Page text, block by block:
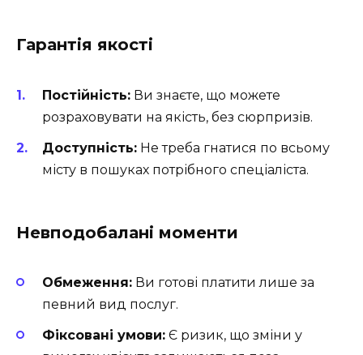
Гарантія якості
Постійність: Ви знаєте, що можете
розраховувати на якість, без сюрпризів.
Доступність: Не треба гнатися по всьому
місту в пошуках потрібного спеціаліста.
Невподобалані моменти
Обмеження: Ви готові платити лише за
певний вид послуг.
Фіксовані умови: Є ризик, що зміни у